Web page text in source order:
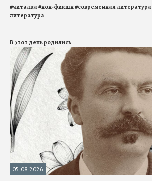
#читалка#нон-фикшн#современная литература
литература
В этот день родились
05.08.2026